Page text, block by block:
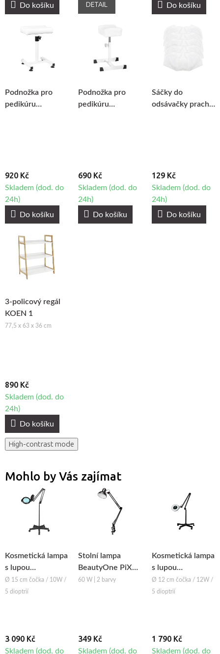
Do košíku
DETAIL
Do košíku
Podnožka pro
pedikúru
920 Kč
Skladem (dod. do
24h)
Do košíku
Podnožka pro
pedikúru
690 Kč
Skladem (dod. do
24h)
Do košíku
Sáčky do
odsávačky prachu
129 Kč
Skladem (dod. do
24h)
Do košíku
3-policový regál
KOEN 1
77,5 x 63 x 36 cm
890 Kč
Skladem (dod. do
24h)
Do košíku
High-contrast mode
Mohlo by Vás zajímat
Kosmetická lampa
s lupou
BeautyOne ML6
LED Black se
Ø 15 cm čočka / 10W /
5 dioptrií
3 090 Kč
Skladem (dod. do
Stolní lampa
BeautyOne PiX
314
60 W | 2 barvy
349 Kč
Skladem (dod. do
Kosmetická lampa
s lupou
BeautyOne S5
LED Black se
Ø 12 cm čočka / 12W /
5 dioptrií
1 790 Kč
Skladem (dod. do